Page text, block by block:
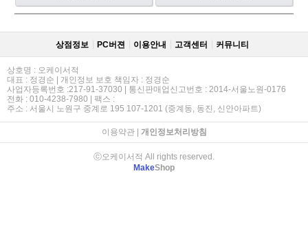
상점정보 PC버젼 이용안내 고객센터 커뮤니티
상호명 : 오케이서적
대표 : 정경순 | 개인정보 보호 책임자 : 정경순
사업자등록번호 :217-91-37030 | 통신판매업신고번호 : 2014-서울노원-0176
전화 : 010-4238-7980 | 팩스 :
주소 : 서울시 노원구 중계로 195 107-1201 (중계동, 동진, 신안아파트)
이용약관| 개인정보처리방침
ⓒ오케이서적 All rights reserved.
MakeShop